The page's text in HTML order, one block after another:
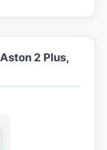
2 Plus,